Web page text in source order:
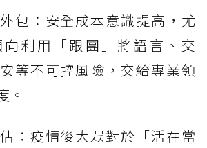
包：安全成本意識提高，尤
利用「跟團」將語言、交
等不可控風險，交給專業領
。
：疫情後大眾對於「活在當